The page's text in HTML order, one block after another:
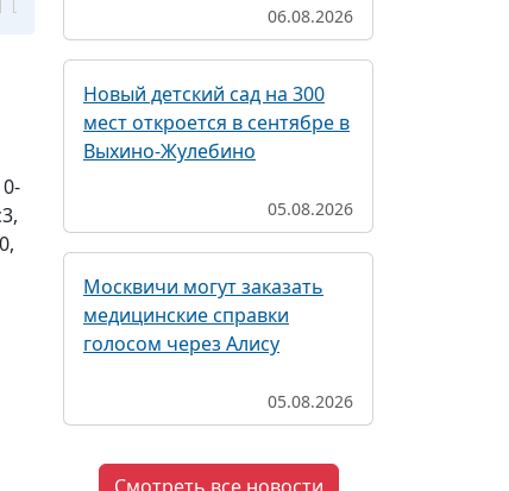
06.08.2026
Новый детский сад на 300
мест откроется в сентябре в
Выхино-Жулебино
05.08.2026
Москвичи могут заказать
медицинские справки
голосом через Алису
05.08.2026